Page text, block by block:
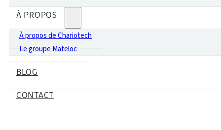
À PROPOS
À propos de Chariotech
Le groupe Mateloc
BLOG
CONTACT